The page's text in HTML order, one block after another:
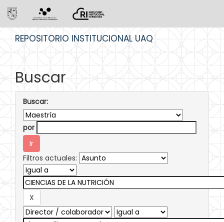
REPOSITORIO INSTITUCIONAL UAQ
Buscar
Buscar:
por
Filtros actuales: